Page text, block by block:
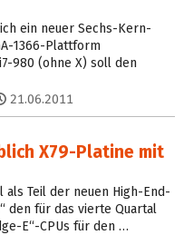
ein neuer Sechs-Kern-
1366-Plattform
980 (ohne X) soll den
21.06.2011
X79-Platine mit
als Teil der neuen High-End-
den für das vierte Quartal
E“-CPUs für den …